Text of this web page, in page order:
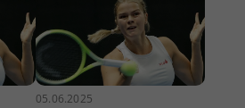
05.06.2025